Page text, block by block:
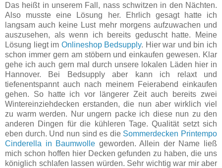
Das heißt in unserem Fall, nass schwitzen in den Nächten.
Also musste eine Lösung her. Ehrlich gesagt hatte ich
langsam auch keine Lust mehr morgens aufzuwachen und
auszusehen, als wenn ich bereits geduscht hatte. Meine
Lösung liegt im Onlineshop Bedsupply. Hier war und bin ich
schon immer gern am stöbern und einkaufen gewesen. Klar
gehe ich auch gern mal durch unsere lokalen Läden hier in
Hannover. Bei Bedsupply aber kann ich relaxt und
tiefenentspannt auch nach meinem Feierabend einkaufen
gehen. So hatte ich vor längerer Zeit auch bereits zwei
Wintereinziehdecken erstanden, die nun aber wirklich viel
zu warm werden. Nur ungern packe ich diese nun zu den
anderen Dingen für die kühleren Tage. Qualität setzt sich
eben durch. Und nun sind es die Sommerdecken Printempo
Cinderella in Baumwolle geworden. Allein der Name ließ
mich schon hoffen hier Decken gefunden zu haben, die uns
königlich schlafen lassen würden. Sehr wichtig war mir aber